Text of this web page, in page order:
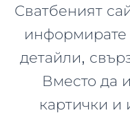
Сватбеният
информирате
детайли,
Вместо да
картички и